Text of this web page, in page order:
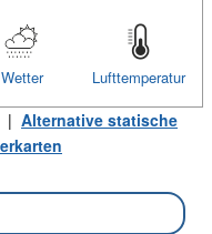
Lufttemperatur
Wetter
| Alternative statische